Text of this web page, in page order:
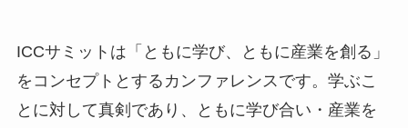
ICCサミットは「ともに学び、ともに産業を創る」
をコンセプトとするカンファレンスです。学ぶこ
とに対して真剣であり、ともに学び合い・産業を